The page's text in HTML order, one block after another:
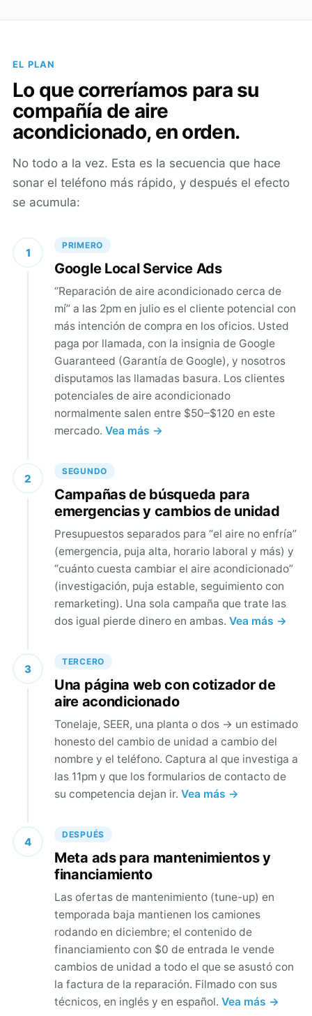
EL PLAN
Lo que correríamos para su
compañía de aire
acondicionado, en orden.
No todo a la vez. Esta es la secuencia que hace
sonar el teléfono más rápido, y después el efecto
se acumula:
1
PRIMERO
Google Local Service Ads
“Reparación de aire acondicionado cerca de
mí” a las 2pm en julio es el cliente potencial con
más intención de compra en los oficios. Usted
paga por llamada, con la insignia de Google
Guaranteed (Garantía de Google), y nosotros
disputamos las llamadas basura. Los clientes
potenciales de aire acondicionado
normalmente salen entre $50–$120 en este
mercado. Vea más →
2
SEGUNDO
Campañas de búsqueda para
emergencias y cambios de unidad
Presupuestos separados para “el aire no enfría”
(emergencia, puja alta, horario laboral y más) y
“cuánto cuesta cambiar el aire acondicionado”
(investigación, puja estable, seguimiento con
remarketing). Una sola campaña que trate las
dos igual pierde dinero en ambas. Vea más →
3
TERCERO
Una página web con cotizador de
aire acondicionado
Tonelaje, SEER, una planta o dos → un estimado
honesto del cambio de unidad a cambio del
nombre y el teléfono. Captura al que investiga a
las 11pm y que los formularios de contacto de
su competencia dejan ir. Vea más →
4
DESPUÉS
Meta ads para mantenimientos y
financiamiento
Las ofertas de mantenimiento (tune-up) en
temporada baja mantienen los camiones
rodando en diciembre; el contenido de
financiamiento con $0 de entrada le vende
cambios de unidad a todo el que se asustó con
la factura de la reparación. Filmado con sus
técnicos, en inglés y en español. Vea más →